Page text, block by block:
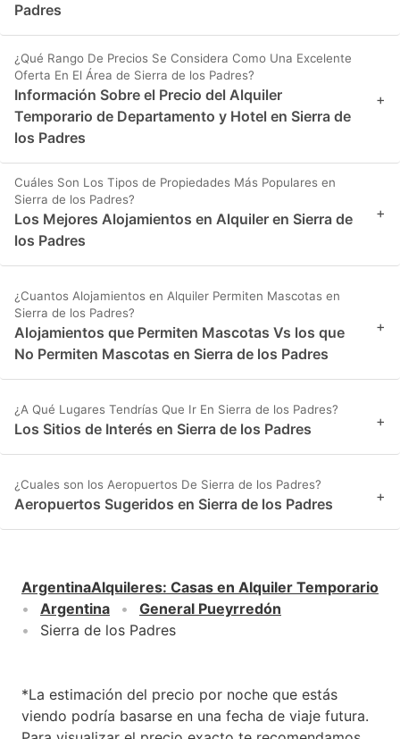
Padres
¿Qué Rango De Precios Se Considera Como Una Excelente
Oferta En El Área de Sierra de los Padres?
Información Sobre el Precio del Alquiler
Temporario de Departamento y Hotel en Sierra de
los Padres
+
Cuáles Son Los Tipos de Propiedades Más Populares en
Sierra de los Padres?
Los Mejores Alojamientos en Alquiler en Sierra de
los Padres
+
¿Cuantos Alojamientos en Alquiler Permiten Mascotas en
Sierra de los Padres?
Alojamientos que Permiten Mascotas Vs los que
No Permiten Mascotas en Sierra de los Padres
+
¿A Qué Lugares Tendrías Que Ir En Sierra de los Padres?
Los Sitios de Interés en Sierra de los Padres +
¿Cuales son los Aeropuertos De Sierra de los Padres?
Aeropuertos Sugeridos en Sierra de los Padres +
ArgentinaAlquileres: Casas en Alquiler Temporario
Argentina
General Pueyrredón
Sierra de los Padres
*La estimación del precio por noche que estás
viendo podría basarse en una fecha de viaje futura.